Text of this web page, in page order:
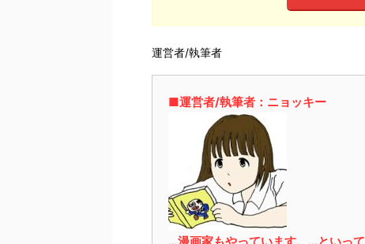
運営者/執筆者
■運営者/執筆者：ニョッキー